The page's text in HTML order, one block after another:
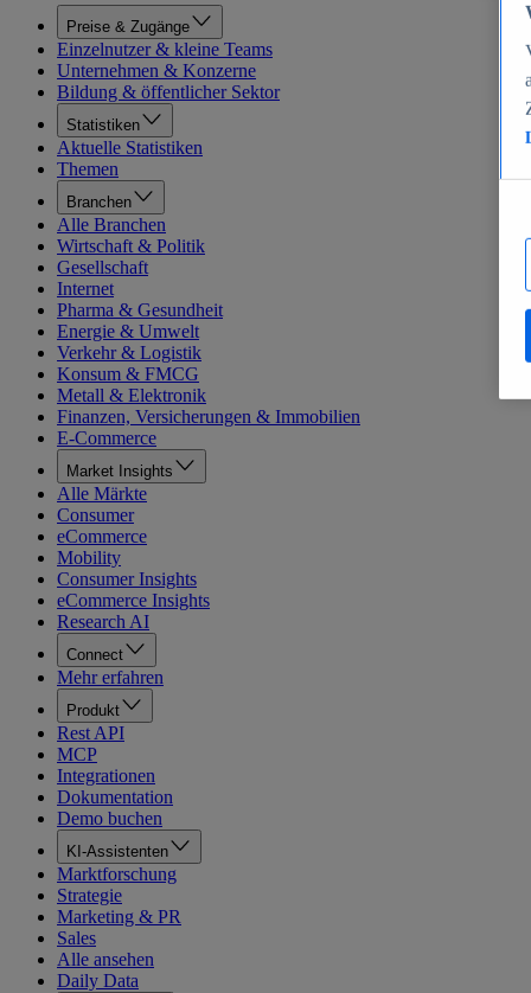
Preise & Zugänge
Einzelnutzer & kleine Teams
Unternehmen & Konzerne
Bildung & öffentlicher Sektor
Statistiken
Aktuelle Statistiken
Themen
Branchen
Alle Branchen
Wirtschaft & Politik
Gesellschaft
Internet
Pharma & Gesundheit
Energie & Umwelt
Verkehr & Logistik
Konsum & FMCG
Metall & Elektronik
Finanzen, Versicherungen & Immobilien
E-Commerce
Market Insights
Alle Märkte
Consumer
eCommerce
Mobility
Consumer Insights
eCommerce Insights
Research AI
Connect
Mehr erfahren
Produkt
Rest API
MCP
Integrationen
Dokumentation
Demo buchen
KI-Assistenten
Marktforschung
Strategie
Marketing & PR
Sales
Alle ansehen
Daily Data